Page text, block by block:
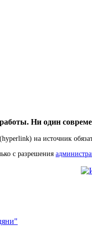
Ни один
на источник
с разрешения